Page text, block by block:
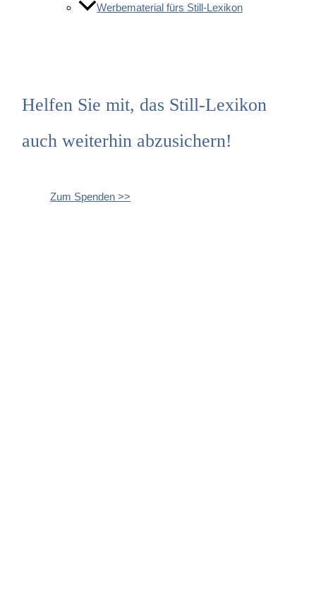
Werbematerial fürs Still-Lexikon
Helfen Sie mit, das Still-Lexikon
auch weiterhin abzusichern!
Zum Spenden >>